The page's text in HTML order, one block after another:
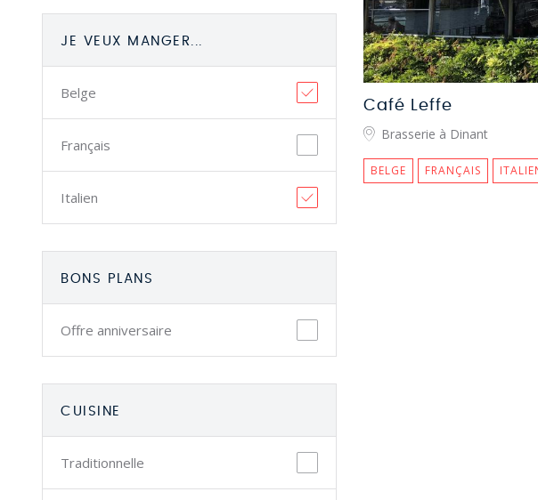
JE VEUX MANGER...
Belge
Français
Italien
BONS PLANS
Offre anniversaire
CUISINE
Traditionnelle
Café Leffe
Brasserie à Dinant
BELGE FRANÇAIS